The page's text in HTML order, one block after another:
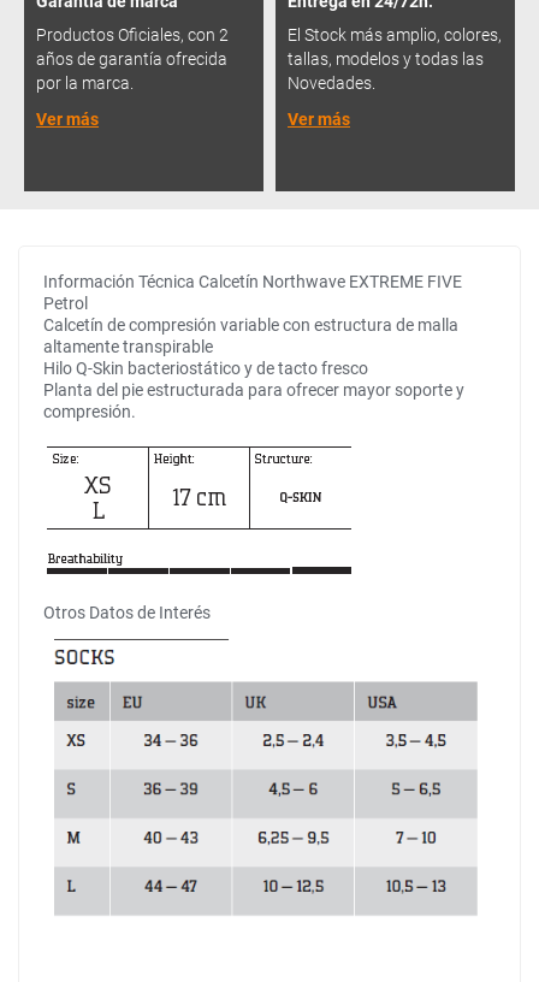
Productos Oficiales, con 2
años de garantía ofrecida
por la marca.
Ver más
El Stock más amplio, colores,
tallas, modelos y todas las
Novedades.
Ver más
Información Técnica Calcetín Northwave EXTREME FIVE
Petrol
Calcetín de compresión variable con estructura de malla
altamente transpirable
Hilo Q-Skin bacteriostático y de tacto fresco
Planta del pie estructurada para ofrecer mayor soporte y
compresión.
Otros Datos de Interés